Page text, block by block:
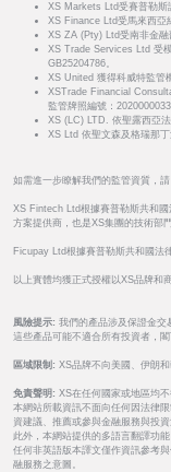
XS Markets Ltd受賽普勒斯
XS Finance Ltd受馬來西亞
XS ZA (Pty) Ltd受南非金融
XS Trade Services Ltd 受
GB25204786。
XS United 獲得科威特監管
XSTrade Financial
監管牌照編號：
XS (LC) LTD. 依聖露西亞
XS Ltd 依聖文森及格瑞那
如需進一步瞭解我們的監管資質，請
XS Fintech Ltd根據賽普勒斯共和
方案提供商，也是XS集團的技術部門
Ficupay Ltd根據賽普勒斯共和國法
以上實體均獲正式授權以XS品牌和
風險提示: 我們的產品涉及保證金交
這些產品可能不適合所有投資者，
區域限制: XS品牌不向美國、伊朗
免責聲明: XS在任何國家或地區均
本網站所載資訊不面向任何因法律
資建議、推薦或參與金融服務與投資
此外，本網站提供的多語言翻譯功
任何非英語版本譯文僅作資訊參考
融服務之意圖。